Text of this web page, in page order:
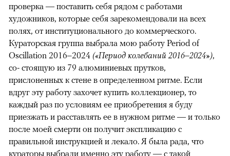
проверка — поставить себя рядом с работами
художников, которые себя зарекомендовали на всех
полях, от институционального до коммерческого.
Кураторская группа выбрала мою работу Period of
Oscillation 2016‒2024 («Период колебаний 2016‒2024»),
со- стоящую из 79 алюминиевых прутков,
прислоненных к стене в определенном ритме. Если
вдруг эту работу захочет купить коллекционер, то
каждый раз по условиям ее приобретения я буду
приезжать и расставлять ее в нужном ритме — и только
после моей смерти он получит экспликацию с
правильной инструкцией и лекало. Я была рада, что
кураторы выбрали именно эту работу — с такой